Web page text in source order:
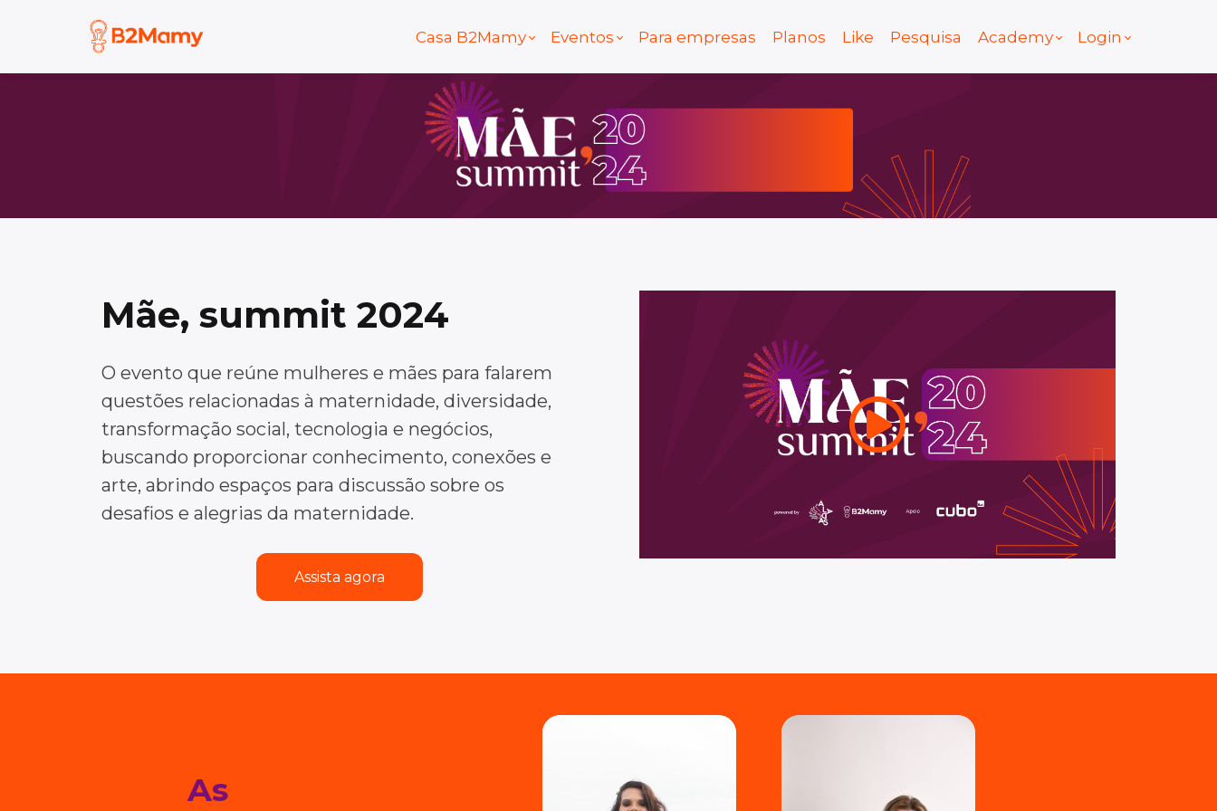
Casa B2Mamy Eventos Para empresas Planos Like Pesquisa Academy Login
Mãe, summit 2024
O evento que reúne mulheres e mães para falarem
questões relacionadas à maternidade, diversidade,
transformação social, tecnologia e negócios,
buscando proporcionar conhecimento, conexões e
arte, abrindo espaços para discussão sobre os
desafios e alegrias da maternidade.
Assista agora
As